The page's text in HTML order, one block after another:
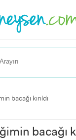
bacağı kırıldı
bacağı